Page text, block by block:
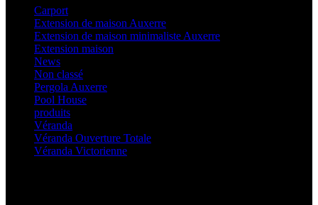
Carport
Extension de maison Auxerre
Extension de maison minimaliste Auxerre
Extension maison
News
Non classé
Pergola Auxerre
Pool House
produits
Véranda
Véranda Ouverture Totale
Véranda Victorienne